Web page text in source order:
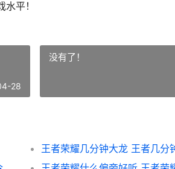
平！
28
没有了！
王者荣耀几分钟大龙 王者几分